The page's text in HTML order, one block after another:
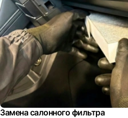
Замена салонного фильтра